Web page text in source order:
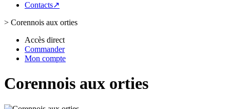
Contacts↗
> Corennois aux orties
Accès direct
Commander
Mon compte
Corennois aux orties